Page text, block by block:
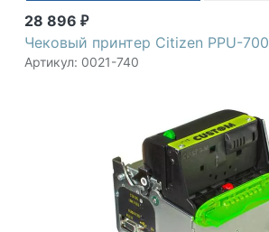
28 896 ₽
Чековый принтер Citizen PPU-700
Артикул: 0021-740